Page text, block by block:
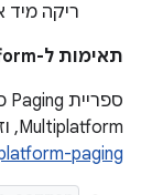
ריקה מיד
תאימות ל-Kotlin Multiplatform
Multiplatform, וזאת בעיקר בזכות עבודה שבוצעה בפרויקט
paging